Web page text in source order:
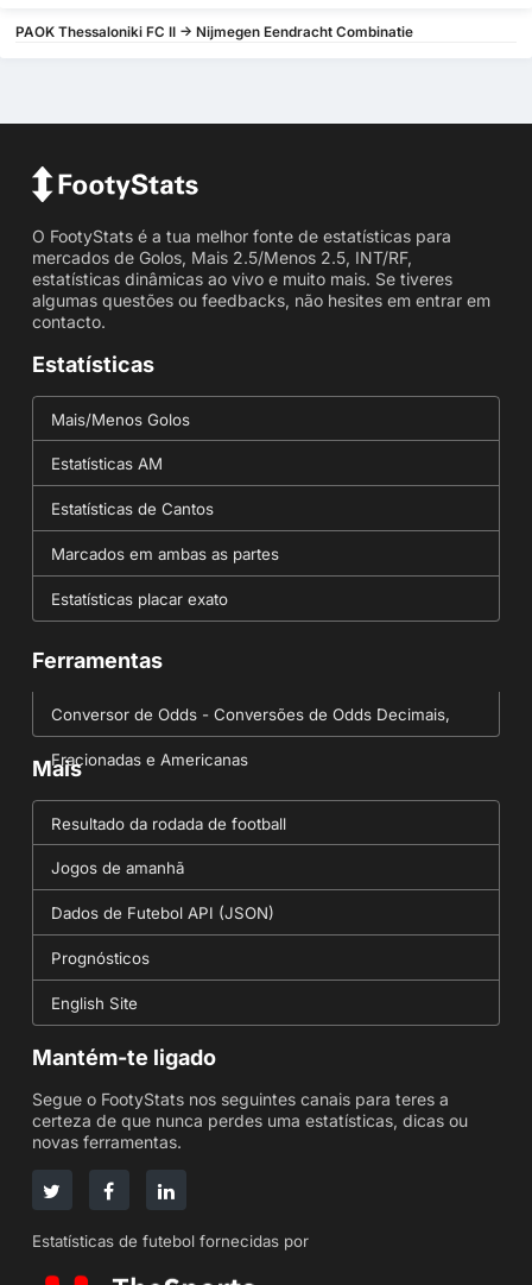
PAOK Thessaloniki FC II -> Nijmegen Eendracht Combinatie
O FootyStats é a tua melhor fonte de estatísticas para
mercados de Golos, Mais 2.5/Menos 2.5, INT/RF,
estatísticas dinâmicas ao vivo e muito mais. Se tiveres
algumas questões ou feedbacks, não hesites em entrar em
contacto.
Estatísticas
Mais/Menos Golos
Estatísticas AM
Estatísticas de Cantos
Marcados em ambas as partes
Estatísticas placar exato
Ferramentas
Conversor de Odds - Conversões de Odds Decimais,
Fracionadas e Americanas
Mais
Resultado da rodada de football
Jogos de amanhã
Dados de Futebol API (JSON)
Prognósticos
English Site
Mantém-te ligado
Segue o FootyStats nos seguintes canais para teres a
certeza de que nunca perdes uma estatísticas, dicas ou
novas ferramentas.
Estatísticas de futebol fornecidas por